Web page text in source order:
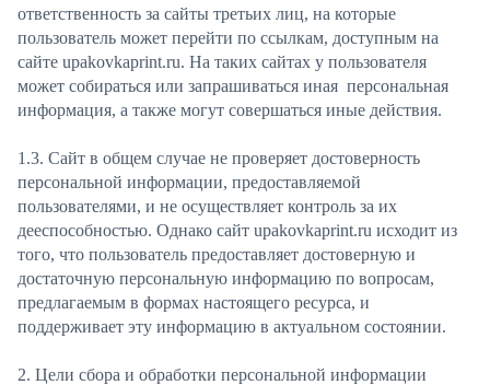
ответственность за сайты третьих лиц, на которые
пользователь может перейти по ссылкам, доступным на
сайте upakovkaprint.ru. На таких сайтах у пользователя
может собираться или запрашиваться иная персональная
информация, а также могут совершаться иные действия.
1.3. Сайт в общем случае не проверяет достоверность
персональной информации, предоставляемой
пользователями, и не осуществляет контроль за их
дееспособностью. Однако сайт upakovkaprint.ru исходит из
того, что пользователь предоставляет достоверную и
достаточную персональную информацию по вопросам,
предлагаемым в формах настоящего ресурса, и
поддерживает эту информацию в актуальном состоянии.
2. Цели сбора и обработки персональной информации